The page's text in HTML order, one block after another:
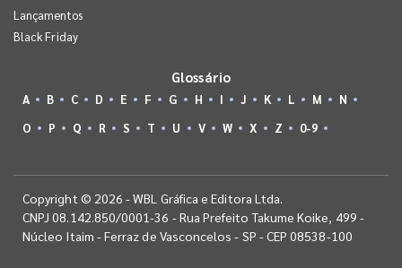
Lançamentos
Black Friday
Glossário
A B C D E F G H I J K L M
N
O
P Q R S T U V W X Z 0-9
Copyright © 2026 - WBL Gráfica e Editora Ltda.
CNPJ 08.142.850/0001-36 - Rua Prefeito Takume Koike, 499 -
Núcleo Itaim - Ferraz de Vasconcelos - SP - CEP 08538-100